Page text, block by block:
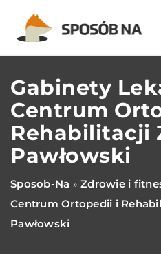
Gabinety
Centrum
Rehabilitacji
Pawłowski
Sposob-Na » Zdrowie i
Centrum Ortopedii i
Pawłowski